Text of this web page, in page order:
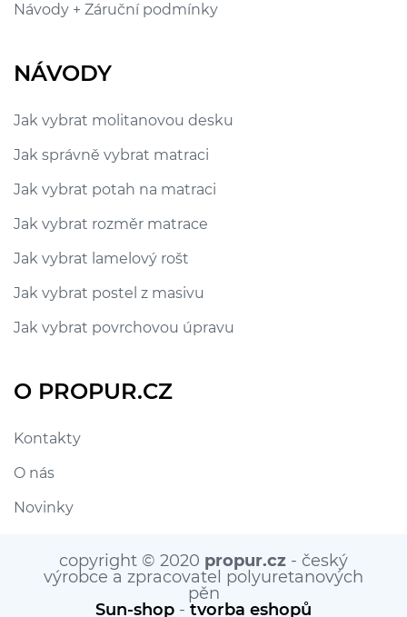
Návody + Záruční podmínky
NÁVODY
Jak vybrat molitanovou desku
Jak správně vybrat matraci
Jak vybrat potah na matraci
Jak vybrat rozměr matrace
Jak vybrat lamelový rošt
Jak vybrat postel z masivu
Jak vybrat povrchovou úpravu
O PROPUR.CZ
Kontakty
O nás
Novinky
copyright © 2020 propur.cz - český
výrobce a zpracovatel polyuretanových
pěn
Sun-shop - tvorba eshopů